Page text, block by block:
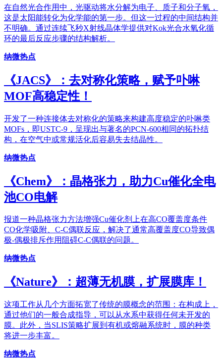
在自然光合作用中，光驱动将水分解为电子、质子和分子氧，
这是太阳能转化为化学能的第一步。但这一过程的中间结构并
不明确。通过连续飞秒X射线晶体学提供对Kok光合水氧化循
环的最后反应步骤的结构解析。
纳微热点
《JACS》：去对称化策略，赋予卟啉
MOF高稳定性！
开发了一种连接体去对称化的策略来构建高度稳定的卟啉类
MOFs，即USTC-9，呈现出与著名的PCN-600相同的拓扑结
构，在空气中或常规活化后容易失去结晶性。
纳微热点
《Chem》：晶格张力，助力Cu催化全电
池CO电解
报道一种晶格张力方法增强Cu催化剂上在高CO覆盖度条件
CO化学吸附、C-C偶联反应，解决了通常高覆盖度CO导致偶
极-偶极排斥作用阻碍C-C偶联的问题。
纳微热点
《Nature》：超薄无机膜，扩展膜库！
这项工作从几个方面拓宽了传统的膜概念的范围：在构成上，
通过他们的一般合成指导，可以从水系中获得任何未开发的
膜。此外，当SLIS策略扩展到有机或熔融系统时，膜的种类
将进一步丰富。
纳微热点